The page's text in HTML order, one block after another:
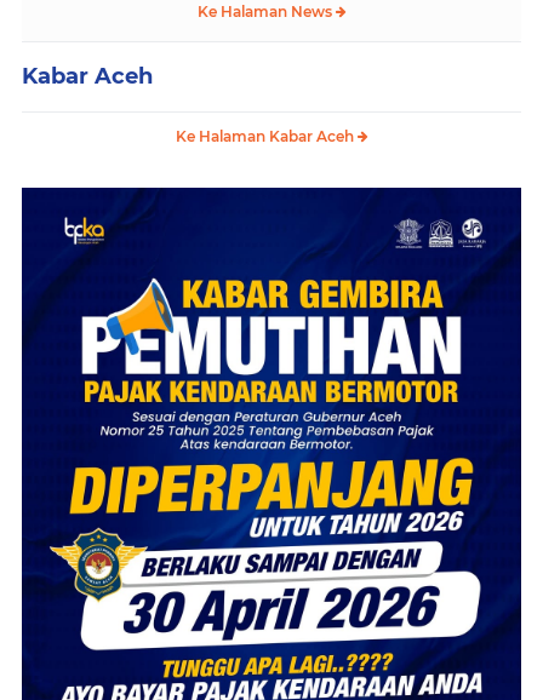
Ke Halaman News
Kabar Aceh
Ke Halaman Kabar Aceh